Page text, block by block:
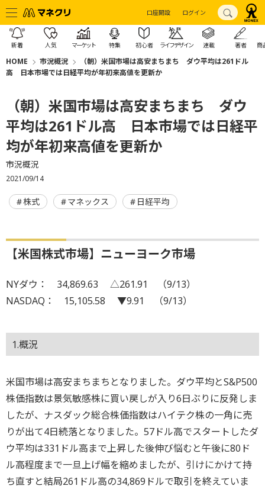
口座開設 ログイン
新着 人気 マーケット 特集 初心者 ライフデザイン 連載 著者 商
HOME 市況概況
（朝）米国市場は高安まちまち ダウ平均は261ドル
高 日本市場では日経平均が年初来高値を更新か
（朝）米国市場は高安まちまち ダウ
平均は261ドル高 日本市場では日経平
均が年初来高値を更新か
市況概況
2021/09/14
株式 マネックス 日経平均
【米国株式市場】ニューヨーク市場
NYダウ： 34,869.63 △261.91 （9/13）
NASDAQ： 15,105.58 ▼9.91 （9/13）
1.概況
米国市場は高安まちまちとなりました。ダウ平均とS&P500
株価指数は景気敏感株に買い戻しが入り6日ぶりに反発しま
したが、ナスダック総合株価指数はハイテク株の一角に売
りが出て4日続落となりました。57ドル高でスタートしたダ
ウ平均は331ドル高まで上昇した後伸び悩むと午後に80ド
ル高程度まで一旦上げ幅を縮めましたが、引けにかけて持
ち直すと結局261ドル高の34,869ドルで取引を終えていま